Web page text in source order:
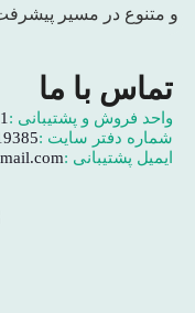
و متنوع در مسیر
تماس با ما
واحد فروش و پشتیبانی :
شماره دفتر سایت :
ایمیل پشتیبانی :